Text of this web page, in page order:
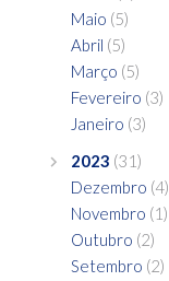
Maio (5)
Abril (5)
Março (5)
Fevereiro (3)
Janeiro (3)
2023 (31)
Dezembro (4)
Novembro (1)
Outubro (2)
Setembro (2)